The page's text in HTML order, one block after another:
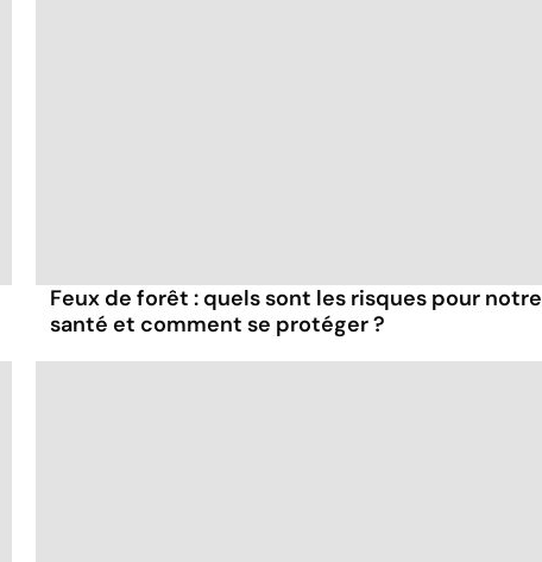
Feux de forêt : quels sont les risques pour notre
santé et comment se protéger ?